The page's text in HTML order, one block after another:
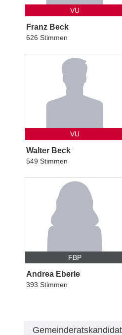
VU
Franz Beck
626 Stimmen
VU
Walter Beck
549 Stimmen
FBP
Andrea Eberle
393 Stimmen